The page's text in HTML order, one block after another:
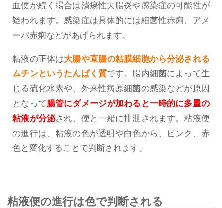
血便が続く場合は潰瘍性大腸炎や感染症の可能性が
疑われます。感染症は具体的には細菌性赤痢、アメ
ーバ赤痢などがあげられます。
粘液の正体は大腸や直腸の粘膜細胞から分泌される
ムチンというたんぱく質です。腸内細菌によって生
じる硫化水素や、外来性病原細菌の感染などが原因
となって腸管にダメージが加わると一時的に多量の
粘液が分泌され、便と一緒に排泄されます。粘液便
の進行は、粘液の色が透明や白色から、ピンク、赤
色と変化することで判断されます。
粘液便の進行は色で判断される